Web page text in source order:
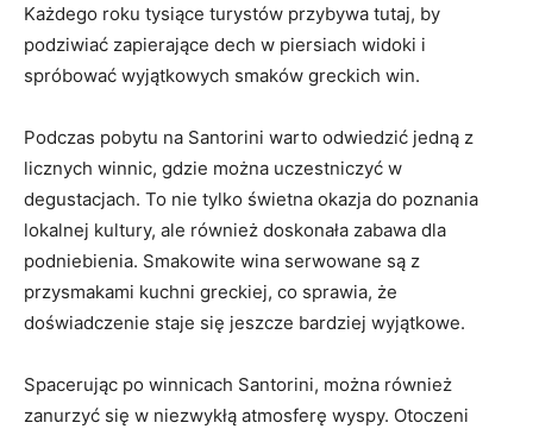
Każdego roku tysiące turystów przybywa ​tutaj, by
podziwiać zapierające dech w⁣ piersiach widoki ⁣i
spróbować wyjątkowych smaków greckich win.
Podczas pobytu na Santorini​ warto ‌odwiedzić jedną z⁤
licznych ‍winnic, gdzie można uczestniczyć w
degustacjach. To nie tylko świetna okazja⁢ do poznania
lokalnej ⁢kultury, ale ‍również doskonała zabawa⁢ dla
podniebienia. ⁤Smakowite wina serwowane są z‌
przysmakami kuchni⁣ greckiej, co sprawia,⁤ że
doświadczenie ‌staje‍ się jeszcze bardziej wyjątkowe.
Spacerując po winnicach Santorini,⁣ można również⁣
zanurzyć się w niezwykłą atmosferę wyspy. Otoczeni⁢